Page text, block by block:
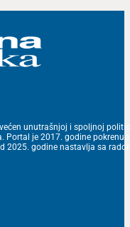
unutrašnjoj i spoljnoj
je 2017. godine
2025. godine nastavlja sa